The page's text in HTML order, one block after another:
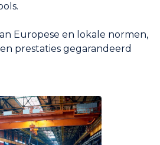
Europese en lokale normen,
prestaties gegarandeerd